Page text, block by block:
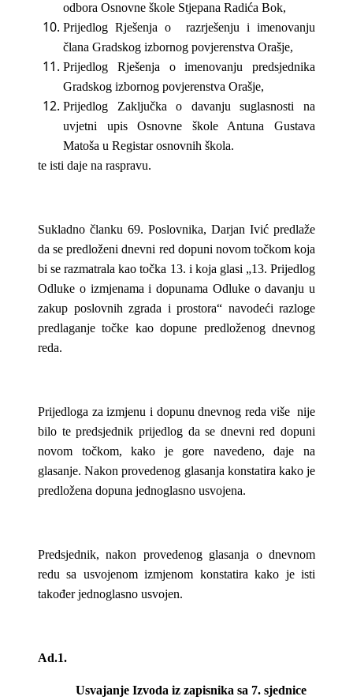
odbora Osnovne škole Stjepana Radića Bok,
Prijedlog Rješenja o razrješenju i imenovanju
člana Gradskog izbornog povjerenstva Orašje,
Prijedlog Rješenja o imenovanju predsjednika
Gradskog izbornog povjerenstva Orašje,
Prijedlog Zaključka o davanju suglasnosti na
uvjetni upis Osnovne škole Antuna Gustava
Matoša u Registar osnovnih škola.
te isti daje na raspravu.
Sukladno članku 69. Poslovnika, Darjan Ivić predlaže
da se predloženi dnevni red dopuni novom točkom koja
bi se razmatrala kao točka 13. i koja glasi „13. Prijedlog
Odluke o izmjenama i dopunama Odluke o davanju u
zakup poslovnih zgrada i prostora“ navodeći razloge
predlaganje točke kao dopune predloženog dnevnog
reda.
Prijedloga za izmjenu i dopunu dnevnog reda više nije
bilo te predsjednik prijedlog da se dnevni red dopuni
novom točkom, kako je gore navedeno, daje na
glasanje. Nakon provedenog glasanja konstatira kako je
predložena dopuna jednoglasno usvojena.
Predsjednik, nakon provedenog glasanja o dnevnom
redu sa usvojenom izmjenom konstatira kako je isti
također jednoglasno usvojen.
Ad.1.
Usvajanje Izvoda iz zapisnika sa 7. sjednice